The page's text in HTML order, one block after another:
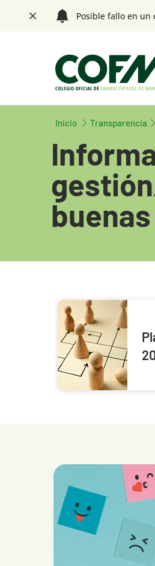
Saltar navegación. Ir
Posible fallo en un
Inicio Tecla de acceso 1
Transparencia